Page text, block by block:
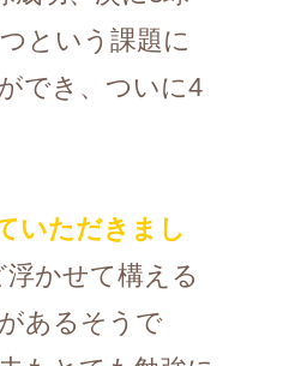
という課題に
でき、ついに4
いただきまし
かせて構える
あるそうで